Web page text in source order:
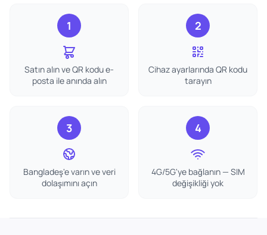
1
Satın alın ve QR kodu e-
posta ile anında alın
2
Cihaz ayarlarında QR kodu
tarayın
3
Bangladeş'e varın ve veri
dolaşımını açın
4
4G/5G'ye bağlanın — SIM
değişikliği yok